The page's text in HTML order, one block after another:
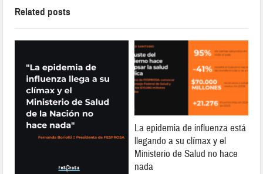
Related posts
La epidemia de influenza está
llegando a su clímax y el
Ministerio de Salud no hace
nada